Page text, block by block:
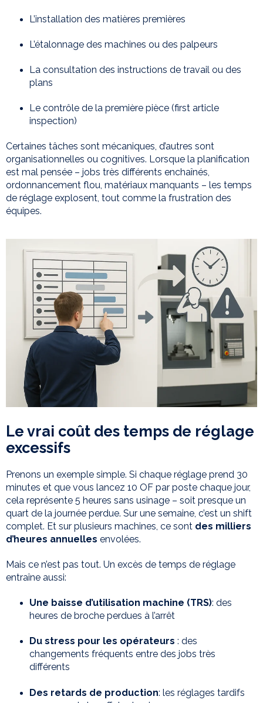
L’installation des matières premières
L’étalonnage des machines ou des palpeurs
La consultation des instructions de travail ou des
plans
Le contrôle de la première pièce (first article
inspection)
Certaines tâches sont mécaniques, d’autres sont
organisationnelles ou cognitives. Lorsque la planification
est mal pensée – jobs très différents enchaînés,
ordonnancement flou, matériaux manquants – les temps
de réglage explosent, tout comme la frustration des
équipes.
Le vrai coût des temps de réglage
excessifs
Prenons un exemple simple. Si chaque réglage prend 30
minutes et que vous lancez 10 OF par poste chaque jour,
cela représente 5 heures sans usinage – soit presque un
quart de la journée perdue. Sur une semaine, c’est un shift
complet. Et sur plusieurs machines, ce sont des milliers
d’heures annuelles envolées.
Mais ce n’est pas tout. Un excès de temps de réglage
entraîne aussi:
Une baisse d’utilisation machine (TRS): des
heures de broche perdues à l’arrêt
Du stress pour les opérateurs : des
changements fréquents entre des jobs très
différents
Des retards de production: les réglages tardifs